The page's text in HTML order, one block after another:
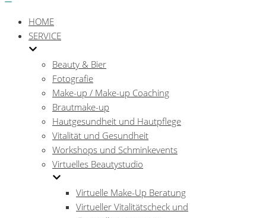
HOME
SERVICE
Beauty & Bier
Fotografie
Make-up / Make-up Coaching
Brautmake-up
Hautgesundheit und Hautpflege
Vitalität und Gesundheit
Workshops und Schminkevents
Virtuelles Beautystudio
Virtuelle Make-Up Beratung
Virtueller Vitalitätscheck und